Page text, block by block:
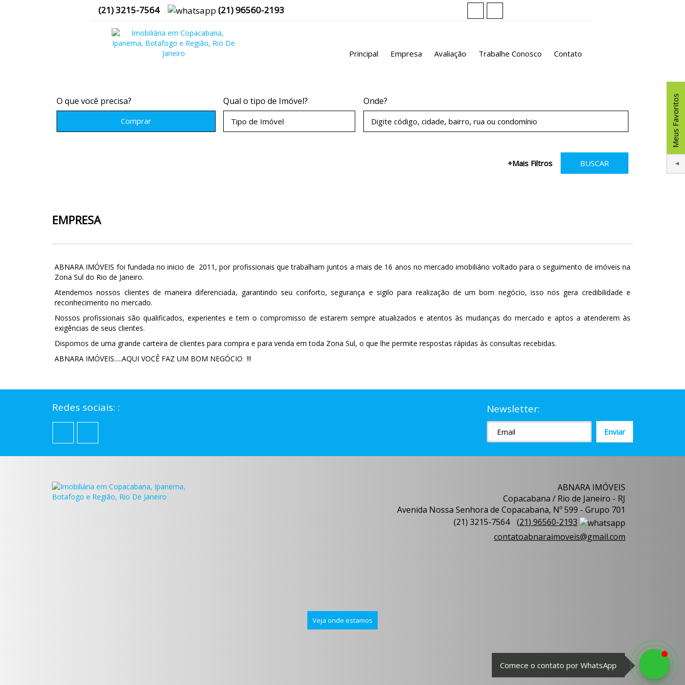
(21)3215-7564 (21)96560-2193
Principal Empresa Avaliação Trabalhe Conosco Contato
O que você precisa?
Comprar
Qual o tipo de Imóvel? Onde?
+Mais Filtros BUSCAR
EMPRESA
ABNARA IMÓVEIS foi fundada no inicio de 2011, por profissionais que trabalham juntos a mais de 16 anos no mercado imobiliário voltado para o seguimento de imóveis na
Zona Sul do Rio de Janeiro.
Atendemos nossos clientes de maneira diferenciada, garantindo seu conforto, segurança e sigilo para realização de um bom negócio, isso nos gera credibilidade e
reconhecimento no mercado.
Nossos profissionais são qualificados, experientes e tem o compromisso de estarem sempre atualizados e atentos às mudanças do mercado e aptos a atenderem às
exigências de seus clientes.
Dispomos de uma grande carteira de clientes para compra e para venda em toda Zona Sul, o que lhe permite respostas rápidas às consultas recebidas.
ABNARA IMÓVEIS.....AQUI VOCÊ FAZ UM BOM NEGÓCIO !!!
Redes sociais: : Newsletter:
ABNARA IMÓVEIS
Copacabana / Rio de Janeiro - RJ
Avenida Nossa Senhora de Copacabana, Nº 599 - Grupo 701
(21) 3215-7564 (21) 96560-2193
contatoabnaraimoveis@gmail.com
Veja onde estamos
Comece o contato por WhatsApp
Meus Favoritos